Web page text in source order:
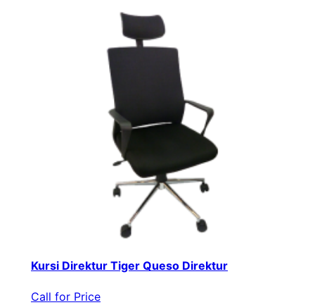
Kursi Direktur Tiger Queso Direktur
Call for Price